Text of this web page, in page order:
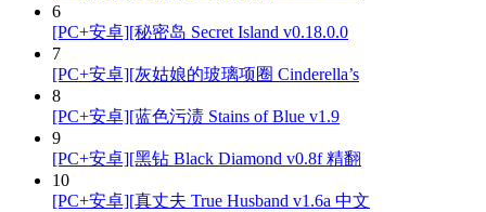
6
[PC+安卓][秘密岛 Secret Island v0.18.0.0
7
[PC+安卓][灰姑娘的玻璃项圈 Cinderella’s
8
[PC+安卓][蓝色污渍 Stains of Blue v1.9
9
[PC+安卓][黑钻 Black Diamond v0.8f 精翻
10
[PC+安卓][真丈夫 True Husband v1.6a 中文